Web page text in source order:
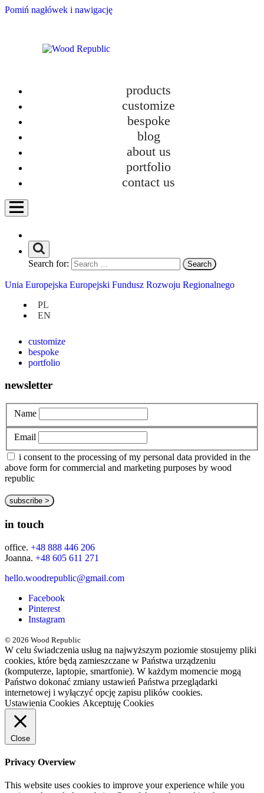
Pomiń nagłówek i nawigację
products
customize
bespoke
blog
about us
portfolio
contact us
Search for:
Unia Europejska Europejski Fundusz Rozwoju Regionalnego
PL
EN
KOSMOS. Constellations of possibilities
How we work?
Personalization
Uncategorized
privacy policy
customize
bespoke
portfolio
newsletter
Name
Email
i consent to the processing of my personal data provided in the
above form for commercial and marketing purposes by wood
republic
in touch
office. +48 888 446 206
Joanna. +48 605 611 271
hello.woodrepublic@gmail.com
Facebook
Pinterest
Instagram
© 2026 Wood Republic
W celu świadczenia usług na najwyższym poziomie stosujemy pliki
cookies, które będą zamieszczane w Państwa urządzeniu
(komputerze, laptopie, smartfonie). W każdym momencie mogą
Państwo dokonać zmiany ustawień Państwa przeglądarki
internetowej i wyłączyć opcję zapisu plików cookies.
Ustawienia Cookies Akceptuję Cookies
Close
Privacy Overview
This website uses cookies to improve your experience while you